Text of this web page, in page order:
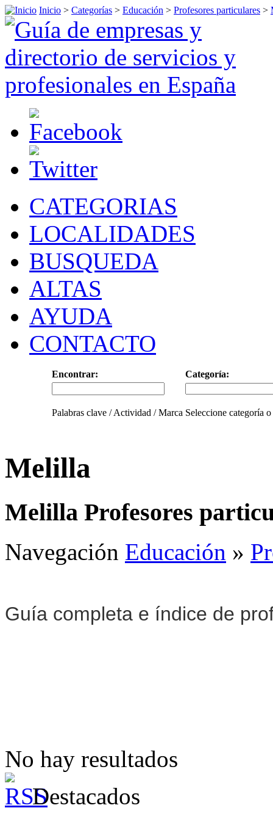
Inicio > Categorías > Educación > Profesores particulares >
CATEGORIAS
LOCALIDADES
BUSQUEDA
ALTAS
AYUDA
CONTACTO
Encontrar: Categoría:
Palabras clave / Actividad / Marca Seleccione categoría
Melilla
Melilla Profesores
Navegación Educación »
Guía completa e índice de
No hay resultados
Destacados